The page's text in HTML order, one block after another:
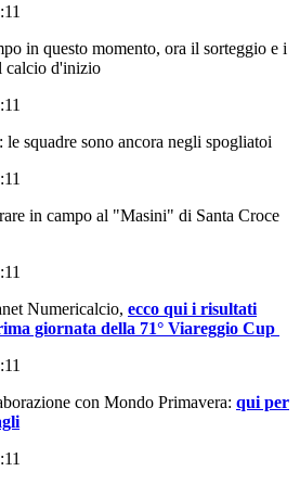
in questo momento, ora il sorteggio e i
calcio d'inizio
squadre sono ancora negli spogliatoi
in campo al "Masini" di Santa Croce
Numericalcio, ecco qui i risultati
giornata della 71° Viareggio Cup
con Mondo Primavera: qui per